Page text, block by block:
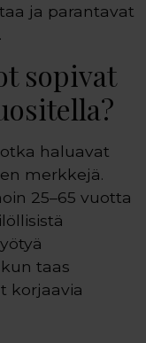
ja parantavat
sopivat
haluavat
merkkejä.
25–65 vuotta
taas
korjaavia